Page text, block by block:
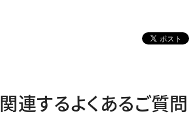
関連するよくあるご質問